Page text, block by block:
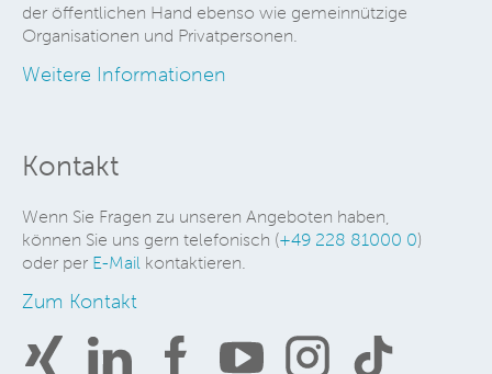
der öffentlichen Hand ebenso wie gemeinnützige
Organisationen und Privatpersonen.
Weitere Informationen
Kontakt
Wenn Sie Fragen zu unseren Angeboten haben,
können Sie uns gern telefonisch (+49 228 81000 0)
oder per E-Mail kontaktieren.
Zum Kontakt